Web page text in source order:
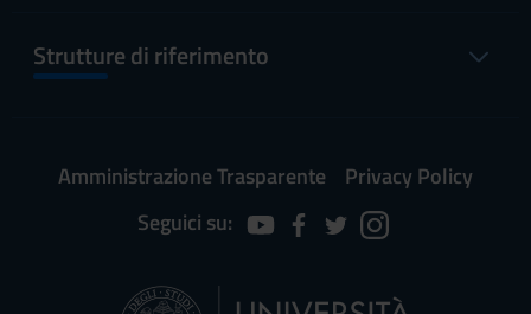
Strutture di riferimento
Amministrazione Trasparente
Privacy Policy
Seguici su: